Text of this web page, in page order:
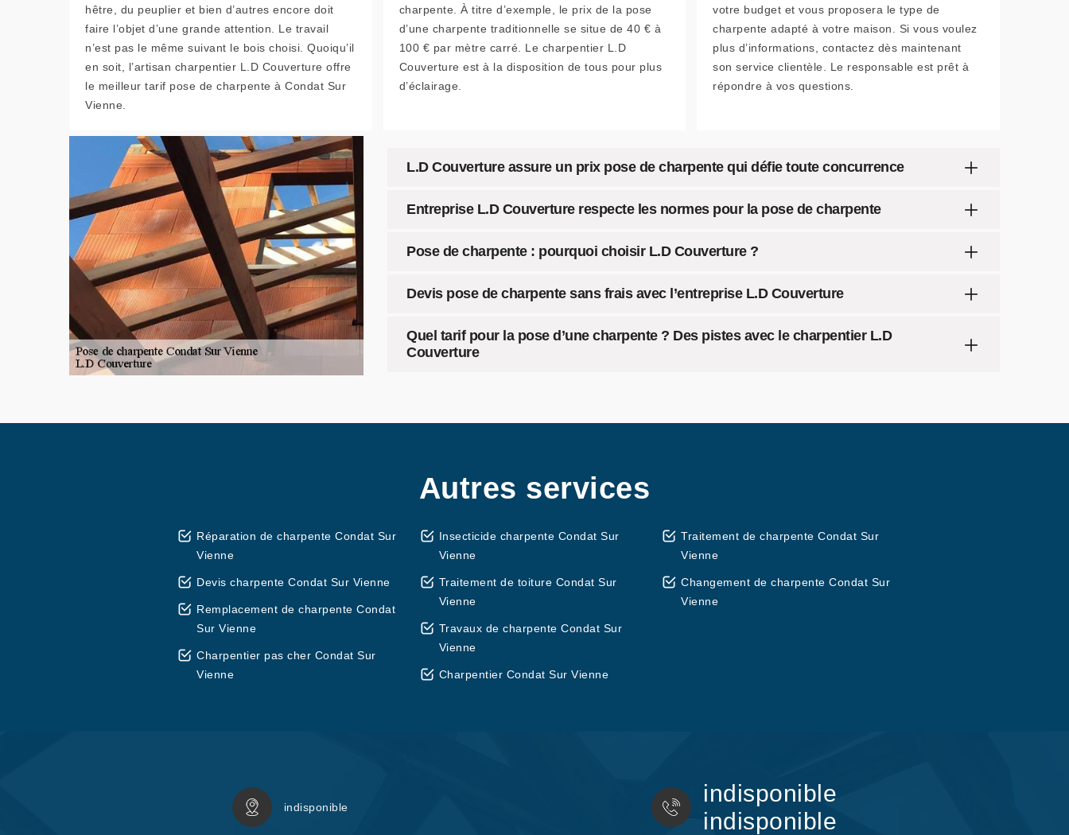
hêtre, du peuplier et bien d’autres encore doit
faire l’objet d’une grande attention. Le travail
n’est pas le même suivant le bois choisi. Quoiqu’il
en soit, l’artisan charpentier L.D Couverture offre
le meilleur tarif pose de charpente à Condat Sur
Vienne.
charpente. À titre d’exemple, le prix de la pose
d’une charpente traditionnelle se situe de 40 € à
100 € par mètre carré. Le charpentier L.D
Couverture est à la disposition de tous pour plus
d’éclairage.
votre budget et vous proposera le type de
charpente adapté à votre maison. Si vous voulez
plus d’informations, contactez dès maintenant
son service clientèle. Le responsable est prêt à
répondre à vos questions.
L.D Couverture assure un prix pose de charpente qui défie toute concurrence
Entreprise L.D Couverture respecte les normes pour la pose de charpente
Pose de charpente : pourquoi choisir L.D Couverture ?
Devis pose de charpente sans frais avec l’entreprise L.D Couverture
Quel tarif pour la pose d’une charpente ? Des pistes avec le charpentier L.D
Couverture
Autres services
Réparation de charpente Condat Sur
Vienne
Devis charpente Condat Sur Vienne
Remplacement de charpente Condat
Sur Vienne
Charpentier pas cher Condat Sur
Vienne
Insecticide charpente Condat Sur
Vienne
Traitement de toiture Condat Sur
Vienne
Travaux de charpente Condat Sur
Vienne
Charpentier Condat Sur Vienne
Traitement de charpente Condat Sur
Vienne
Changement de charpente Condat Sur
Vienne
indisponible
indisponible
indisponible